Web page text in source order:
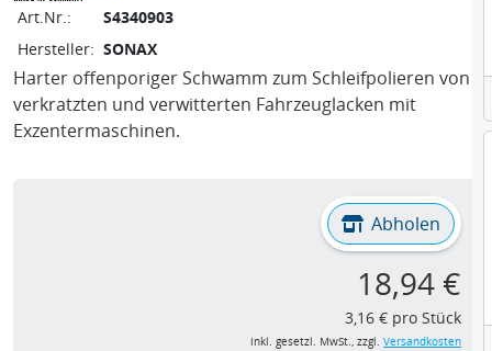
Art.Nr.:
S4340903
Hersteller: SONAX
Harter offenporiger Schwamm zum Schleifpolieren von
verkratzten und verwitterten Fahrzeuglacken mit
Exzentermaschinen.
Abholen
18,94 €
3,16 € pro Stück
inkl. gesetzl. MwSt., zzgl. Versandkosten